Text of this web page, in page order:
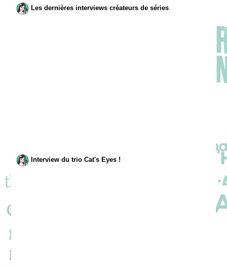
Les dernières interviews créateurs de séries
Interview du trio Cat's Eyes !